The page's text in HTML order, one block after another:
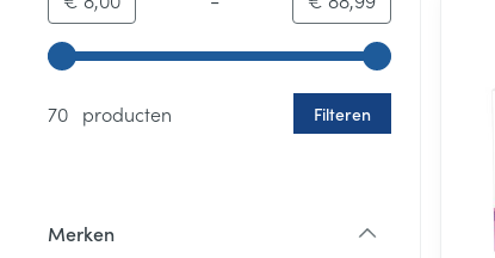
Gebruik de pijltjestoetsen links en rechts om de
70 producten
Filteren
Merken